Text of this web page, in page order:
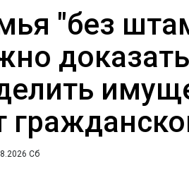
"без
Сб